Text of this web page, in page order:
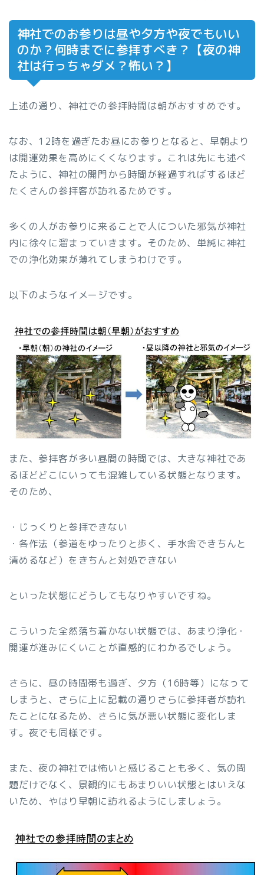
神社でのお参りは昼や夕方や夜でもいい
のか？何時までに参拝すべき？【夜の神
社は行っちゃダメ？怖い？】
上述の通り、神社での参拝時間は朝がおすすめです。
なお、12時を過ぎたお昼にお参りとなると、早朝より
は開運効果を高めにくくなります。これは先にも述べ
たように、神社の開門から時間が経過すればするほど
たくさんの参拝客が訪れるためです。
多くの人がお参りに来ることで人についた邪気が神社
内に徐々に溜まっていきます。そのため、単純に神社
での浄化効果が薄れてしまうわけです。
以下のようなイメージです。
また、参拝客が多い昼間の時間では、大きな神社であ
るほどどこにいっても混雑している状態となります。
そのため、
・じっくりと参拝できない
・各作法（参道をゆったりと歩く、手水舎できちんと
清めるなど）をきちんと対処できない
といった状態にどうしてもなりやすいですね。
こういった全然落ち着かない状態では、あまり浄化・
開運が進みにくいことが直感的にわかるでしょう。
さらに、昼の時間帯も過ぎ、夕方（16時等）になって
しまうと、さらに上に記載の通りさらに参拝者が訪れ
たことになるため、さらに気が悪い状態に変化しま
す。夜でも同様です。
また、夜の神社では怖いと感じることも多く、気の問
題だけでなく、景観的にもあまりいい状態とはいえな
いため、やはり早朝に訪れるようにしましょう。